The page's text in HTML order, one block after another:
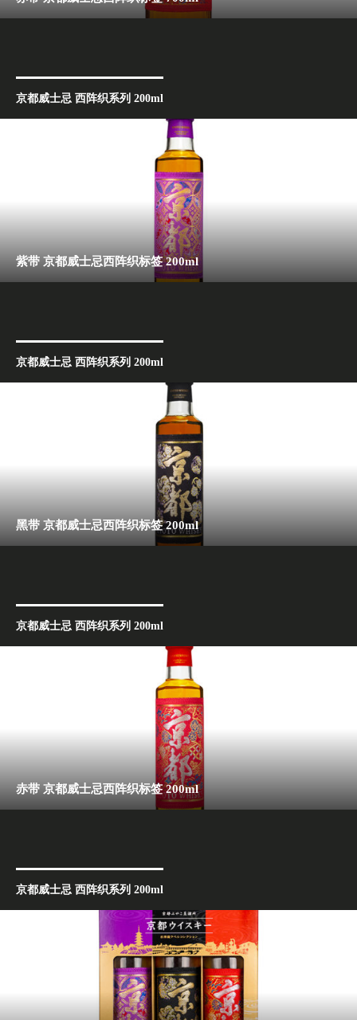
京都威士忌 西阵织系列 200ml
紫带 京都威士忌西阵织标签 200ml
京都威士忌 西阵织系列 200ml
黑带 京都威士忌西阵织标签 200ml
京都威士忌 西阵织系列 200ml
赤带 京都威士忌西阵织标签 200ml
京都威士忌 西阵织系列 200ml